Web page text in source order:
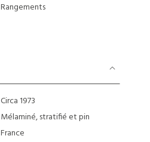
Rangements
Circa 1973
Mélaminé, stratifié et pin
France